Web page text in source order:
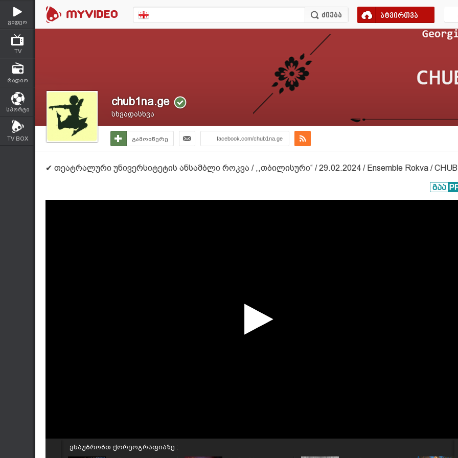
ვიდეო
TV
რადიო
სპორტი
TV BOX
ატვირთვა
chub1na.ge
სხვადასხვა
გამოიწერე facebook.com/chub1na.ge
✔ თეატრალური უნივერსიტეტის ანსამბლი როკვა / ,,თბილისური“ / 29.02.2024 / Ensemble Rokva /
ვსაუბრობთ ქორეოგრაფიაზე :